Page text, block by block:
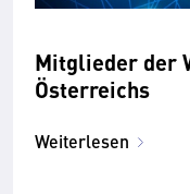
Mitglieder der
Österreichs
Weiterlesen